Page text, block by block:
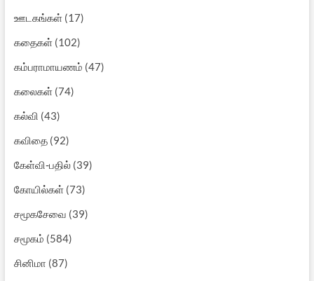
ஊடகங்கள்(17)
கதைகள்(102)
கம்பராமாயணம் (47)
கலைகள்(74)
கல்வி (43)
கவிதை(92)
கேள்வி-பதில்(39)
கோயில்கள்(73)
சமூகசேவை (39)
சமூகம் (584)
சினிமா (87)